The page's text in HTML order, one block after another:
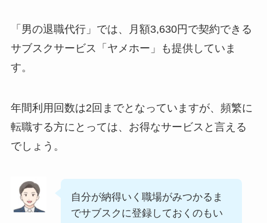
「男の退職代行」では、月額3,630円で契約できる
サブスクサービス「ヤメホー」も提供していま
す。
年間利用回数は2回までとなっていますが、頻繁に
転職する方にとっては、お得なサービスと言える
でしょう。
自分が納得いく職場がみつかるま
でサブスクに登録しておくのもい